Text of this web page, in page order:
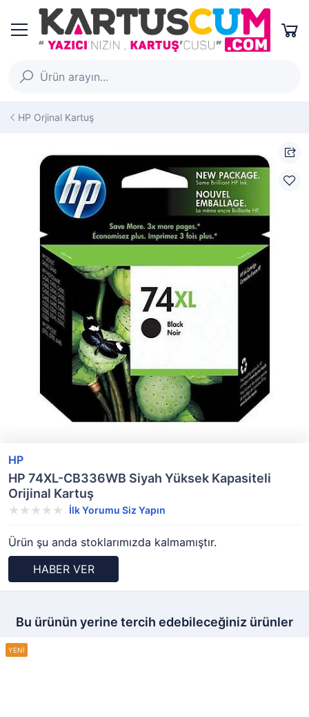
HP Orjinal Kartuş
HP
HP 74XL-CB336WB Siyah Yüksek Kapasiteli
Orijinal Kartuş
İlk Yorumu Siz Yapın
Ürün şu anda stoklarımızda kalmamıştır.
HABER VER
Bu ürünün yerine tercih edebileceğiniz ürünler